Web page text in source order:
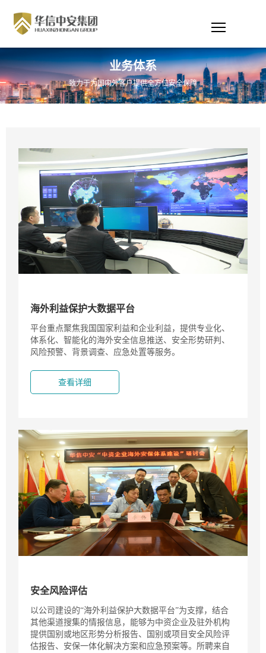
业务体系
致力于为国内外客户提供全方位安全保障
海外利益保护大数据平台
平台重点聚焦我国国家利益和企业利益，提供专业化、
体系化、智能化的海外安全信息推送、安全形势研判、
风险预警、背景调查、应急处置等服务。
查看详细
安全风险评估
以公司建设的“海外利益保护大数据平台”为支撑，结合
其他渠道搜集的情报信息，能够为中资企业及驻外机构
提供国别或地区形势分析报告、国别或项目安全风险评
估报告、安保一体化解决方案和应急预案等。所聘来自